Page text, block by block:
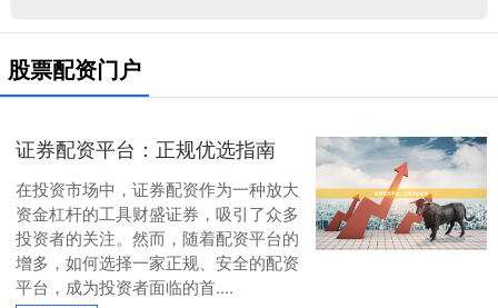
股票配资门户
证券配资平台：正规优选指南
在投资市场中，证券配资作为一种放大
资金杠杆的工具财盛证券，吸引了众多
投资者的关注。然而，随着配资平台的
增多，如何选择一家正规、安全的配资
平台，成为投资者面临的首....